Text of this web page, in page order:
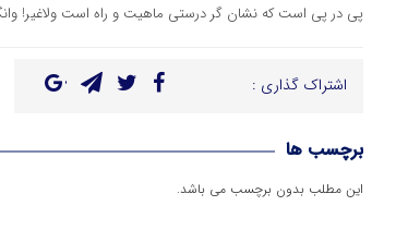
پی در پی است که نشان گر درستی ماهیت و راه است ولاغیر!
اشتراک گذاری :
برچسب ها
این مطلب بدون برچسب می باشد.